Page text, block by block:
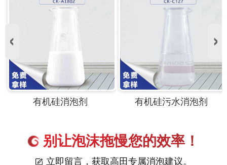
有机硅消泡剂 有机硅污水消泡剂
别让泡沫拖慢您的效率！
立即留言，获取高田专属消泡建议。